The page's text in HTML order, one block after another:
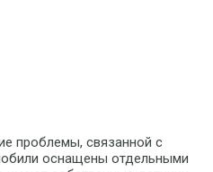
проблемы, связанной с
оснащены отдельными